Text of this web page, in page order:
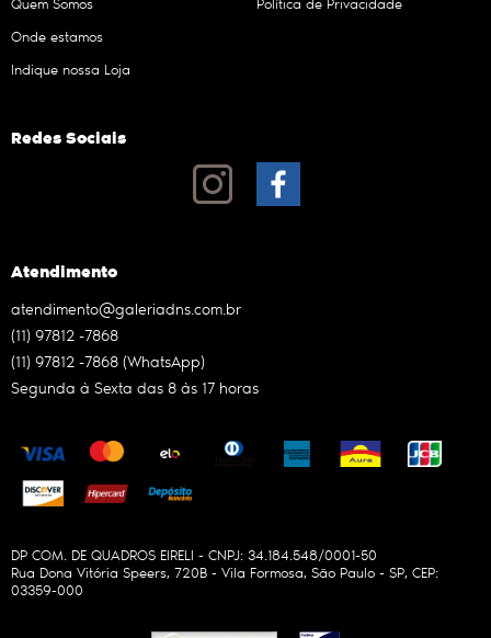
Onde estamos
Indique nossa Loja
Redes Sociais
Atendimento
(11) 97812 -7868
(11) 97812 -7868 (WhatsApp)
Segunda à Sexta das 8 às 17 horas
atendimento@galeriadns.com.br
DP COM. DE QUADROS EIRELI - CNPJ: 34.184.548/0001-50
Rua Dona Vitória Speers, 720B - Vila Formosa, São Paulo - SP, CEP:
03359-000